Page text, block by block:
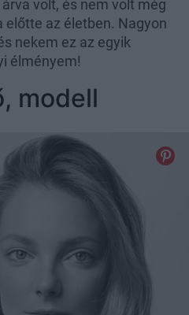
volt, és nem volt még
előtte az életben. Nagyon
nekem ez az egyik
élményem!
modell